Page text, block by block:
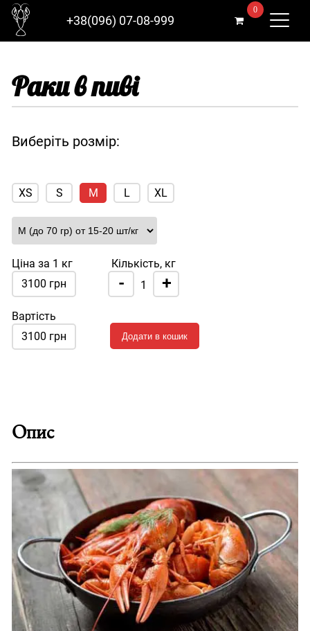
+38(096) 07-08-999
0
Раки в пиві
Виберіть розмір:
XS S M L XL
Ціна за 1 кг
3100 грн
Кількість, кг
- 1 +
Вартість
3100 грн
Додати в кошик
Опис